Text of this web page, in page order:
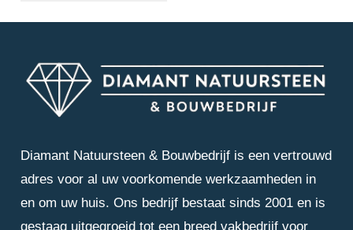
Diamant Natuursteen & Bouwbedrijf is een vertrouwd
adres voor al uw voorkomende werkzaamheden in
en om uw huis. Ons bedrijf bestaat sinds 2001 en is
gestaag uitgegroeid tot een breed vakbedrijf voor